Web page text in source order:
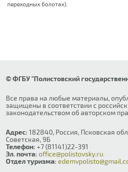
переходных болотах).
© ФГБУ "Полистовский
Все права на любые материалы,
защищены в соответствии с
законодательством об авторском
Адрес: 182840, Россия, Псковская
Советская, 9Б
Телефон: +7 (81141)22-391
Эл. почта: office@polistovsky.ru
Отдел туризма: